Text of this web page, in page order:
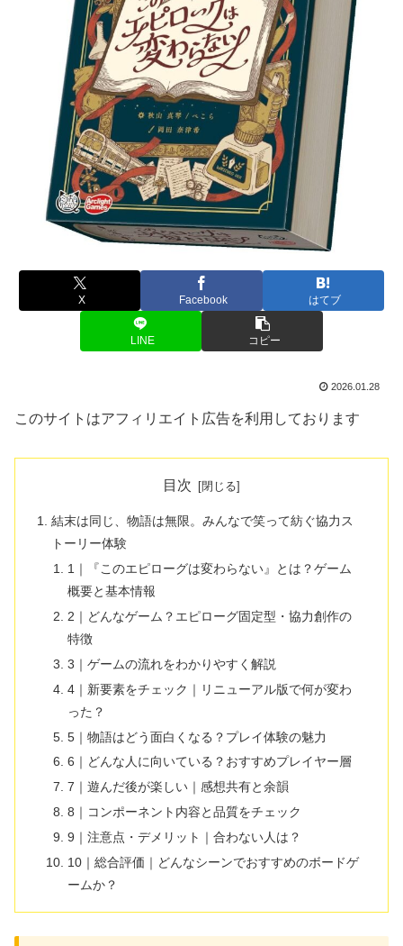
X Facebook はてブ
LINE コピー
2026.01.28
このサイトはアフィリエイト広告を利用しております
目次
結末は同じ、物語は無限。みんなで笑って紡ぐ協力ス
トーリー体験
1｜『このエピローグは変わらない』とは？ゲーム
概要と基本情報
2｜どんなゲーム？エピローグ固定型・協力創作の
特徴
3｜ゲームの流れをわかりやすく解説
4｜新要素をチェック｜リニューアル版で何が変わ
った？
5｜物語はどう面白くなる？プレイ体験の魅力
6｜どんな人に向いている？おすすめプレイヤー層
7｜遊んだ後が楽しい｜感想共有と余韻
8｜コンポーネント内容と品質をチェック
9｜注意点・デメリット｜合わない人は？
10｜総合評価｜どんなシーンでおすすめのボードゲ
ームか？